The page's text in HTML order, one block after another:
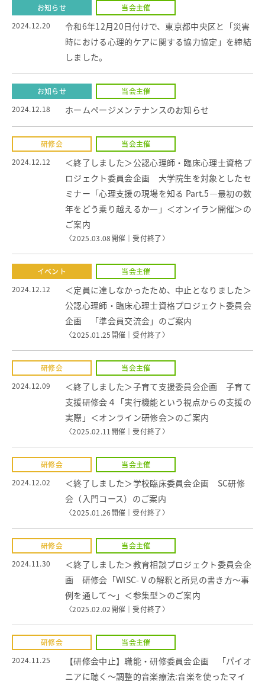
お知らせ
当会主催
2024.12.20
令和6年12月20日付けで、東京都中央区と「災害
時における心理的ケアに関する協力協定」を締結
しました。
お知らせ
当会主催
2024.12.18
ホームページメンテナンスのお知らせ
研修会
当会主催
2024.12.12
＜終了しました＞公認心理師・臨床心理士資格プ
ロジェクト委員会企画 大学院生を対象としたセ
ミナー「心理支援の現場を知る Part.5―最初の数
年をどう乗り越えるか―」＜オンイラン開催＞の
ご案内
〈2025.03.08開催｜ 受付終了〉
イベント
当会主催
2024.12.12
＜定員に達しなかったため、中止となりました＞
公認心理師・臨床心理士資格プロジェクト委員会
企画 「準会員交流会」のご案内
〈2025.01.25開催｜ 受付終了〉
研修会
当会主催
2024.12.09
＜終了しました＞子育て支援委員会企画 子育て
支援研修会４「実行機能という視点からの支援の
実際」＜オンライン研修会＞のご案内
〈2025.02.11開催｜ 受付終了〉
研修会
当会主催
2024.12.02
＜終了しました＞学校臨床委員会企画 SC研修
会（入門コース）のご案内
〈2025.01.26開催｜ 受付終了〉
研修会
当会主催
2024.11.30
＜終了しました＞教育相談プロジェクト委員会企
画 研修会「WISC-Ⅴの解釈と所見の書き方～事
例を通して～」＜参集型＞のご案内
〈2025.02.02開催｜ 受付終了〉
研修会
当会主催
2024.11.25
【研修会中止】職能・研修委員会企画 「パイオ
ニアに聴く～調整的音楽療法:音楽を使ったマイ